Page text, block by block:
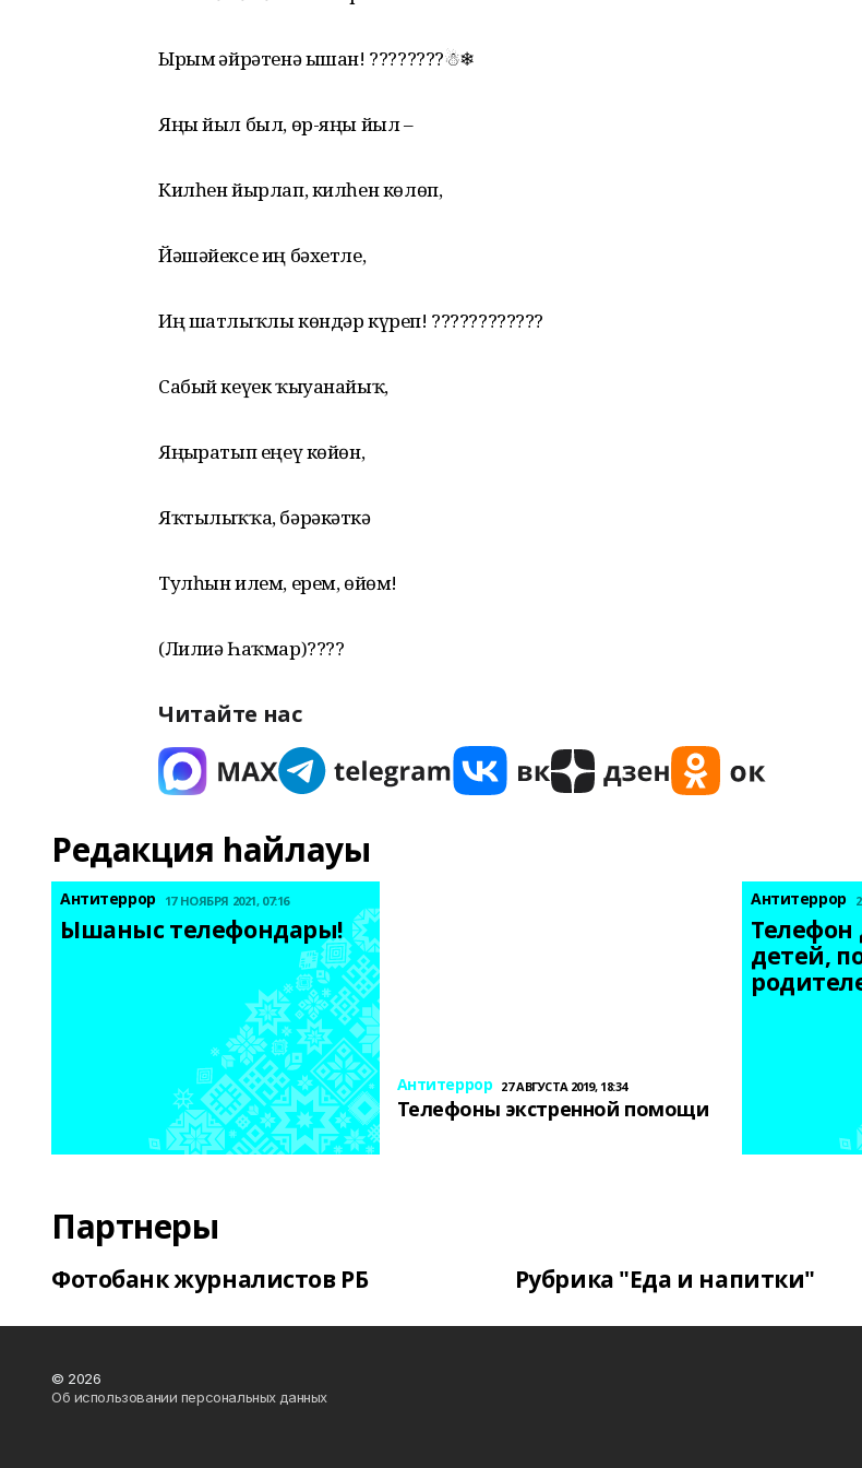
Ырым ғәйрәтенә ышан! ????????☃❄
Яңы йыл был, өр-яңы йыл –
Килһен йырлап, килһен көлөп,
Йәшәйексе иң бәхетле,
Иң шатлыҡлы көндәр күреп! ????????????
Сабый кеүек ҡыуанайыҡ,
Яңғыратып еңеү көйөн,
Яҡтылыҡҡа, бәрәкәткә
Тулһын илем, ерем, өйөм!
(Лилиә Һаҡмар)????
Читайте нас
Редакция һайлауы
Антитеррор 17 НОЯБРЯ 2021, 07:16
Ышаныс телефондары!
Антитеррор 27 АВГУСТА 2019, 18:34
Телефоны экстренной помощи
Антитеррор
Телефон
детей,
Партнеры
Фотобанк журналистов РБ Рубрика "Еда и напитки"
© 2026
Об использовании персональных данных